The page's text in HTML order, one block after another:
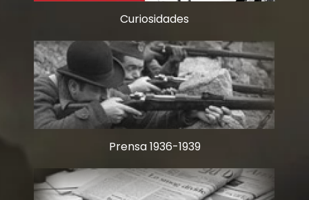
Curiosidades
Prensa 1936-1939